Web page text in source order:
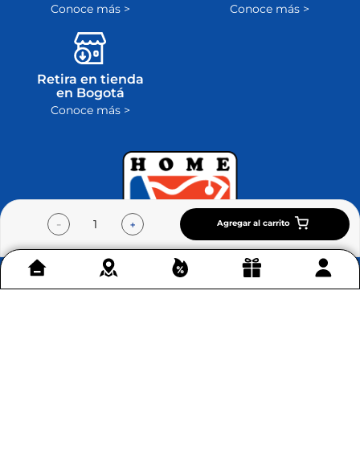
＋
－ Agregar al carrito
Conoce más > Conoce más >
Retira en tienda
en Bogotá
Conoce más >